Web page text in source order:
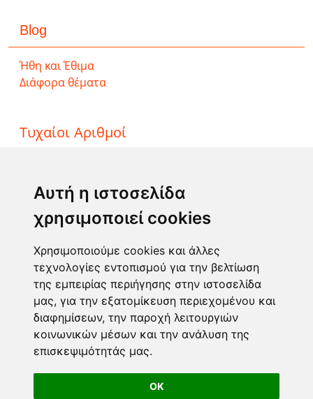
Αυτή η ιστοσελίδα
χρησιμοποιεί cookies
Χρησιμοποιούμε cookies και άλλες
τεχνολογίες εντοπισμού για την βελτίωση
της εμπειρίας περιήγησης στην ιστοσελίδα
μας, για την εξατομίκευση περιεχομένου και
διαφημίσεων, την παροχή λειτουργιών
κοινωνικών μέσων και την ανάλυση της
επισκεψιμότητάς μας.
OK
Blog
Ήθη και Έθιμα
Διάφορα θέματα
Τυχαίοι Αριθμοί
ΛΟΤΤΟ
ΚΙΝΟ
EXTRA 5
Επικοινωνία
Φόρμα επικοινωνίας
info@taromanteia.gr